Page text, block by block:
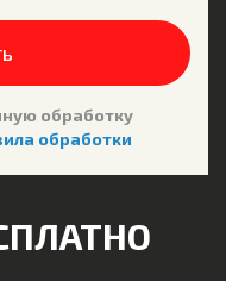
обработку
обработки